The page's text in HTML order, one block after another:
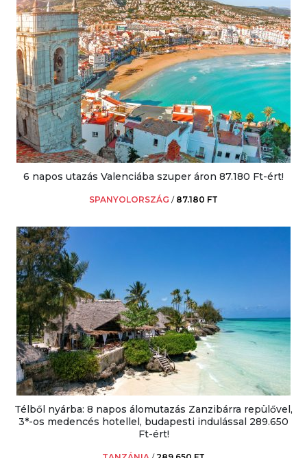
6 napos utazás Valenciába szuper áron 87.180 Ft-ért!
SPANYOLORSZÁG / 87.180 FT
Télből nyárba: 8 napos álomutazás Zanzibárra repülővel,
3*-os medencés hotellel, budapesti indulással 289.650
Ft-ért!